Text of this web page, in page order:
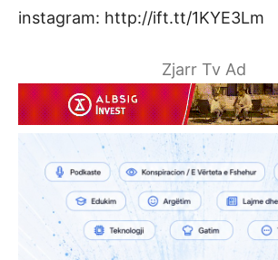
instagram: http://ift.tt/1KYE3Lm
Zjarr Tv Ad